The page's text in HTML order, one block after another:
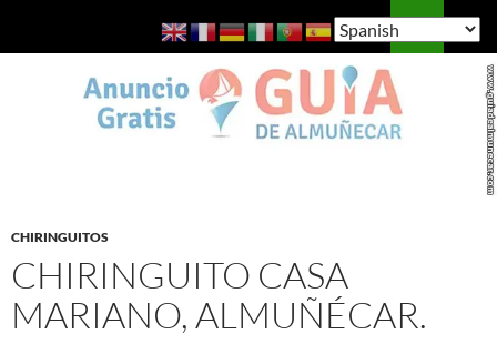
Guía de Almuñécar
MENÚ
CHIRINGUITOS
CHIRINGUITO CASA
MARIANO, ALMUÑÉCAR.